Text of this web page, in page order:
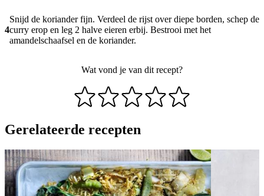
4
Snijd de koriander fijn. Verdeel de rijst over diepe borden, schep de
curry erop en leg 2 halve eieren erbij. Bestrooi met het
amandelschaafsel en de koriander.
Wat vond je van dit recept?
Gerelateerde recepten